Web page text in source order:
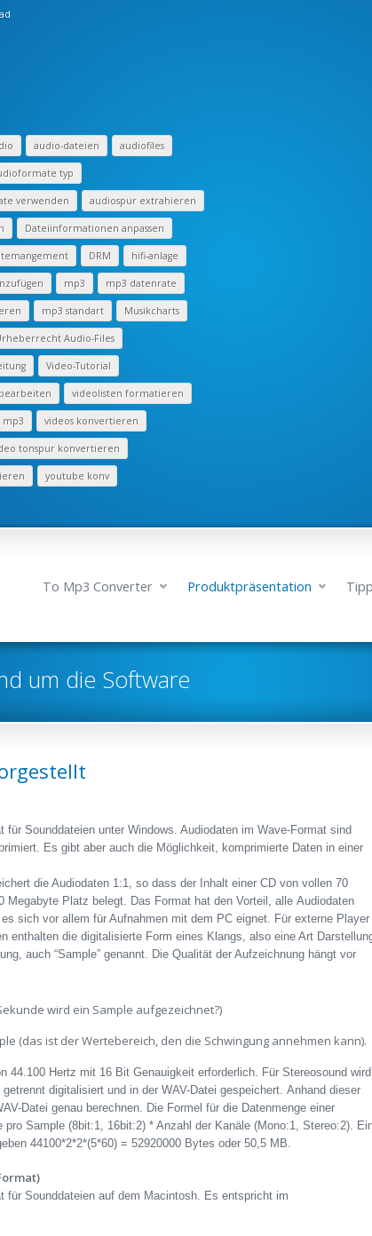
audio-dateien audiofiles
typ
verwenden audiospur extrahieren
Dateiinformationen anpassen
DRM hifi-anlage
mp3 mp3 datenrate
mp3 standart Musikcharts
Audio-Files
Video-Tutorial
videolisten formatieren
mp3 videos konvertieren
tonspur konvertieren
youtube konv
To Mp3 Converter Produktpräsentation
um die Software
für Sounddateien unter Windows. Audiodaten im Wave-Format sind
Es gibt aber auch die Möglichkeit, komprimierte Daten in einer
die Audiodaten 1:1, so dass der Inhalt einer CD von vollen 70
Megabyte Platz belegt. Das Format hat den Vorteil, alle Audiodaten
sich vor allem für Aufnahmen mit dem PC eignet. Für externe Player
enthalten die digitalisierte Form eines Klangs, also eine Art
auch “Sample” genannt. Die Qualität der Aufzeichnung hängt vor
wird ein Sample aufgezeichnet?)
(das ist der Wertebereich, den die Schwingung annehmen kann).
44.100 Hertz mit 16 Bit Genauigkeit erforderlich. Für Stereosound wird
digitalisiert und in der WAV-Datei gespeichert. Anhand dieser
Datei genau berechnen. Die Formel für die Datenmenge einer
Sample (8bit:1, 16bit:2) * Anzahl der Kanäle (Mono:1, Stereo:2).
44100*2*2*(5*60) = 52920000 Bytes oder 50,5 MB.
für Sounddateien auf dem Macintosh. Es entspricht im